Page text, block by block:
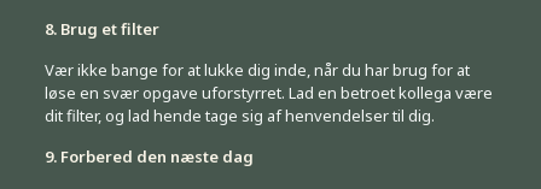
8. Brug et filter
Vær ikke bange for at lukke dig inde, når du har brug for at
løse en svær opgave uforstyrret. Lad en betroet kollega være
dit filter, og lad hende tage sig af henvendelser til dig.
9. Forbered den næste dag